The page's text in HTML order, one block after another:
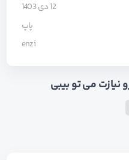
12 دی 1403
پاپ
enzi
نیازت می تو بیبی